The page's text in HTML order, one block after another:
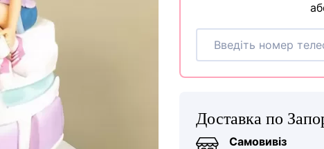
Доставка по
Самовивіз